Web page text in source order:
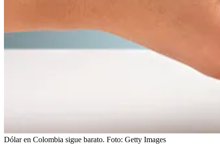
Dólar en Colombia sigue barato. Foto: Getty Images